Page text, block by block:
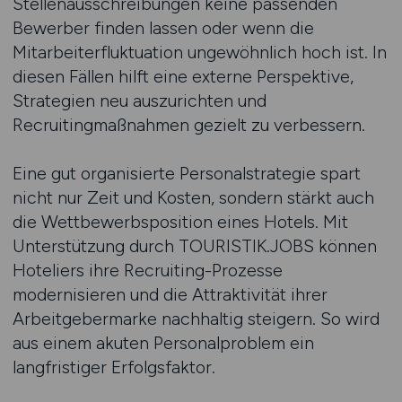
Bewerber finden lassen oder wenn die
Mitarbeiterfluktuation ungewöhnlich hoch ist. In
diesen Fällen hilft eine externe Perspektive,
Strategien neu auszurichten und
Recruitingmaßnahmen gezielt zu verbessern.
Eine gut organisierte Personalstrategie spart
nicht nur Zeit und Kosten, sondern stärkt auch
die Wettbewerbsposition eines Hotels. Mit
Unterstützung durch TOURISTIK.JOBS können
Hoteliers ihre Recruiting-Prozesse
modernisieren und die Attraktivität ihrer
Arbeitgebermarke nachhaltig steigern. So wird
aus einem akuten Personalproblem ein
langfristiger Erfolgsfaktor.